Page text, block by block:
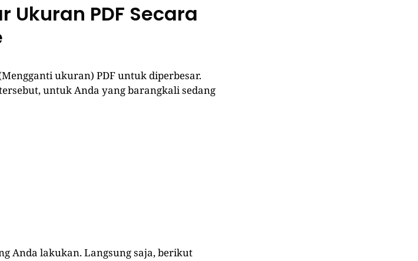
PDF Secara
ukuran) PDF untuk diperbesar.
untuk Anda yang barangkali sedang
Anda lakukan. Langsung saja, berikut